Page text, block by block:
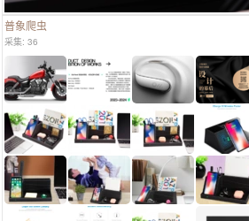
普象爬虫
采集: 36